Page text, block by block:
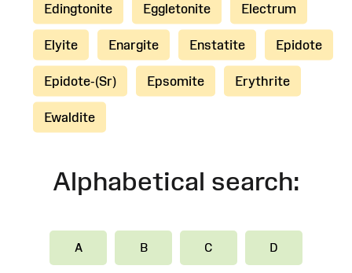
Edingtonite Eggletonite Electrum
Elyite Enargite Enstatite Epidote
Epidote-(Sr) Epsomite Erythrite
Ewaldite
Alphabetical search:
A B C D